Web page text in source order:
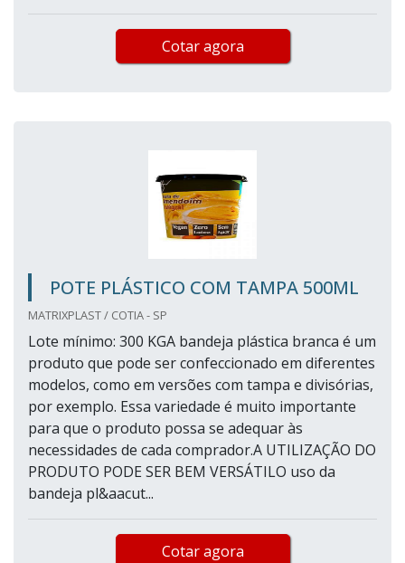
Cotar agora
POTE PLÁSTICO COM TAMPA 500ML
MATRIXPLAST / COTIA - SP
Lote mínimo: 300 KGA bandeja plástica branca é um
produto que pode ser confeccionado em diferentes
modelos, como em versões com tampa e divisórias,
por exemplo. Essa variedade é muito importante
para que o produto possa se adequar às
necessidades de cada comprador.A UTILIZAÇÃO DO
PRODUTO PODE SER BEM VERSÁTILO uso da
bandeja pl&aacut...
Cotar agora